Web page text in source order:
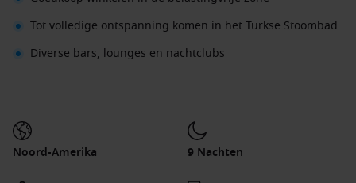
Tot volledige ontspanning komen in het Turkse Stoombad
Diverse bars, lounges en nachtclubs
Noord-Amerika 9 Nachten